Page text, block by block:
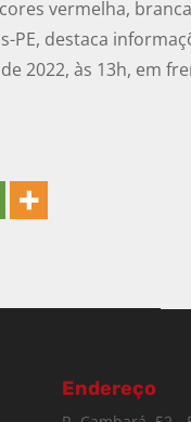
vermelha,
PE, destaca
2022, às 13h, em
Endereço